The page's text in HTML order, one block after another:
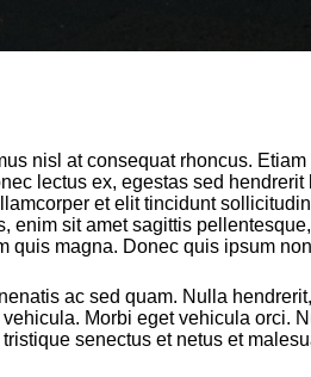
nisl at consequat rhoncus.
lectus ex, egestas sed
et elit tincidunt
enim sit amet sagittis
magna. Donec quis ipsum
ac sed quam. Nulla
Morbi eget vehicula orci.
senectus et netus et